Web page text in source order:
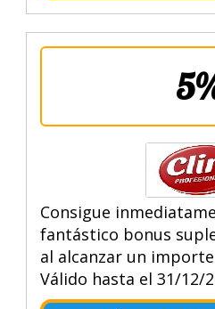
Consigue
fantástico bonus
al alcanzar un
Válido hasta el 31/12/